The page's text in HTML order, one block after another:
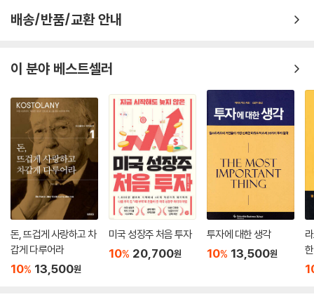
배송/반품/교환 안내
이 분야 베스트셀러
돈, 뜨겁게 사랑하고 차
갑게 다루어라
10% 13,500원
미국 성장주 처음 투자
10% 20,700원
투자에 대한 생각
10% 13,500원